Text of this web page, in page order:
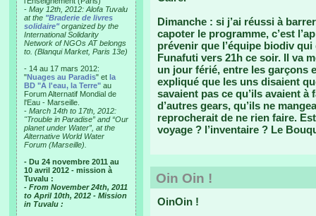
- May 12th, 2012: Alofa Tuvalu
at the "Braderie de livres
solidaire"organized by the
International Solidarity
Network of NGOs AT belongs
to. (Blanqui Market, Paris 13e)
- 14 au 17 mars 2012:
"Nuages au Paradis" et la
BD "A l'eau, la Terre" au
Forum Alternatif Mondial de
l'Eau - Marseille.
- March 14th to 17th, 2012:
"Trouble in Paradise” and “Our
planet under Water”, at the
Alternative World Water
Forum (Marseille).
- Du 24 novembre 2011 au
10 avril 2012 - mission à
Tuvalu :
- From November 24th, 2011
to April 10th, 2012 - Mission
in Tuvalu :
Dimanche : si j’ai réussi à
capoter le programme, c’est
prévenir que l’équipe biodiv
Funafuti vers 21h ce soir. Il va
un jour férié, entre les garçons
expliqué que les uns disaient
savaient pas ce qu’ils avaient à
d’autres gears, qu’ils ne
reprocherait de ne rien faire.
voyage ? l’inventaire ? Le
Oin Oin !
OinOin !